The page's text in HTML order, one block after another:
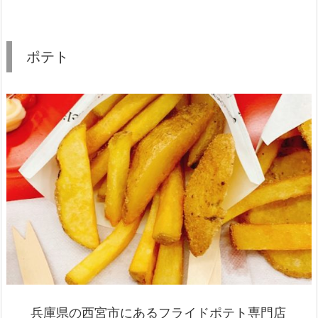
ポテト
兵庫県の西宮市にあるフライドポテト専門店